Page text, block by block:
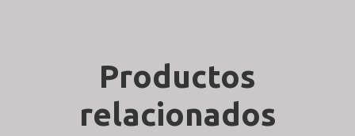
Productos
relacionados